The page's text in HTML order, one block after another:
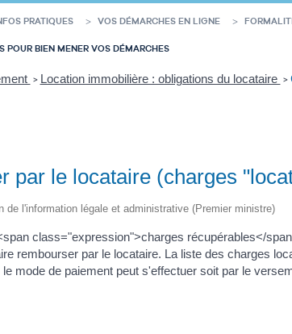
PRATIQUES VOS DÉMARCHES EN LIGNE
POUR BIEN MENER VOS DÉMARCHES
> Location immobilière : obligations du locataire >
par le locataire (charges
de l'information légale et administrative (Premier ministre)
class="expression">charges récupérables</
rembourser par le locataire. La liste des charges
mode de paiement peut s'effectuer soit par le